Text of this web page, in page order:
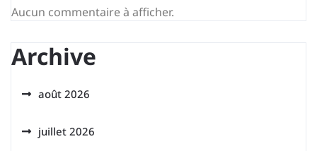
Aucun commentaire à afficher.
Archive
août 2026
juillet 2026